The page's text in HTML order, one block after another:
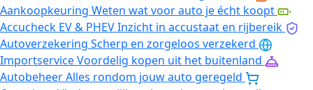
Aankoopkeuring Weten wat voor auto je écht koopt
Accucheck EV & PHEVInzicht in accustaat en rijbereik
Autoverzekering Scherp en zorgeloos verzekerd
ImportserviceVoordelig kopen uit het buitenland
AutobeheerAlles rondom jouw auto geregeld